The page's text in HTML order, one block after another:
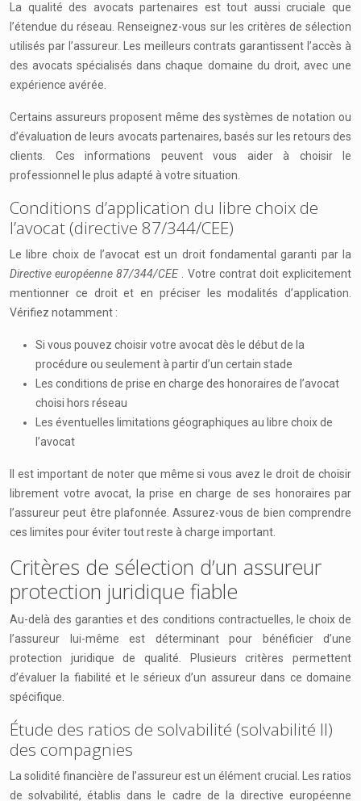
La qualité des avocats partenaires est tout aussi cruciale que
l’étendue du réseau. Renseignez-vous sur les critères de sélection
utilisés par l’assureur. Les meilleurs contrats garantissent l’accès à
des avocats spécialisés dans chaque domaine du droit, avec une
expérience avérée.
Certains assureurs proposent même des systèmes de notation ou
d’évaluation de leurs avocats partenaires, basés sur les retours des
clients. Ces informations peuvent vous aider à choisir le
professionnel le plus adapté à votre situation.
Conditions d’application du libre choix de
l’avocat (directive 87/344/CEE)
Le libre choix de l’avocat est un droit fondamental garanti par la
Directive européenne 87/344/CEE
. Votre contrat doit explicitement
mentionner ce droit et en préciser les modalités d’application.
Vérifiez notamment :
Si vous pouvez choisir votre avocat dès le début de la
procédure ou seulement à partir d’un certain stade
Les conditions de prise en charge des honoraires de l’avocat
choisi hors réseau
Les éventuelles limitations géographiques au libre choix de
l’avocat
Il est important de noter que même si vous avez le droit de choisir
librement votre avocat, la prise en charge de ses honoraires par
l’assureur peut être plafonnée. Assurez-vous de bien comprendre
ces limites pour éviter tout reste à charge important.
Critères de sélection d’un assureur
protection juridique fiable
Au-delà des garanties et des conditions contractuelles, le choix de
l’assureur lui-même est déterminant pour bénéficier d’une
protection juridique de qualité. Plusieurs critères permettent
d’évaluer la fiabilité et le sérieux d’un assureur dans ce domaine
spécifique.
Étude des ratios de solvabilité (solvabilité II)
des compagnies
La solidité financière de l’assureur est un élément crucial. Les ratios
de solvabilité, établis dans le cadre de la directive européenne